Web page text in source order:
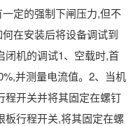
定的强制下闸压力,但不
在安装后将设备调试到
闭机的调试1、空载时,首
并测量电流值。2、当机
程开关并将其固定在螺钉
板行程开关,将其固定在螺